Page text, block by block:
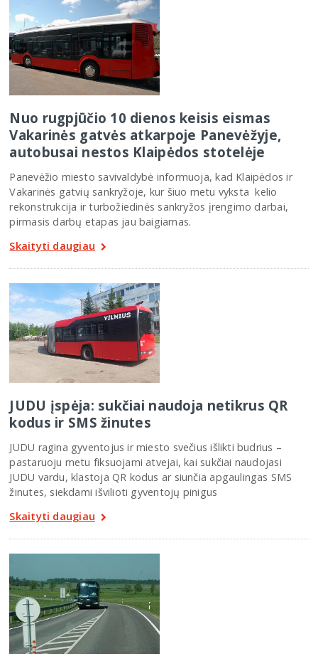
Nuo rugpjūčio 10 dienos keisis eismas
Vakarinės gatvės atkarpoje Panevėžyje,
autobusai nestos Klaipėdos stotelėje
Panevėžio miesto savivaldybė informuoja, kad Klaipėdos ir
Vakarinės gatvių sankryžoje, kur šiuo metu vyksta kelio
rekonstrukcija ir turbožiedinės sankryžos įrengimo darbai,
pirmasis darbų etapas jau baigiamas.
Skaityti daugiau
JUDU įspėja: sukčiai naudoja netikrus QR
kodus ir SMS žinutes
JUDU ragina gyventojus ir miesto svečius išlikti budrius –
pastaruoju metu fiksuojami atvejai, kai sukčiai naudojasi
JUDU vardu, klastoja QR kodus ar siunčia apgaulingas SMS
žinutes, siekdami išvilioti gyventojų pinigus
Skaityti daugiau